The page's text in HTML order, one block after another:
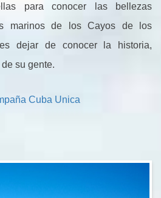
para conocer las bellezas
marinos de los Cayos de los
dejar de conocer la historia,
su gente.
Cuba Unica